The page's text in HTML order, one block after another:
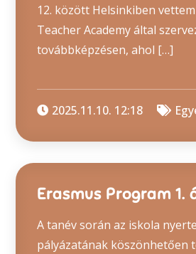
12. között Helsinkiben
Teacher Academy által
továbbképzésen, ahol […]
2025.11.10. 12:18
Erasmus Program 1.
A tanév során az iskola
pályázatának köszönhetően